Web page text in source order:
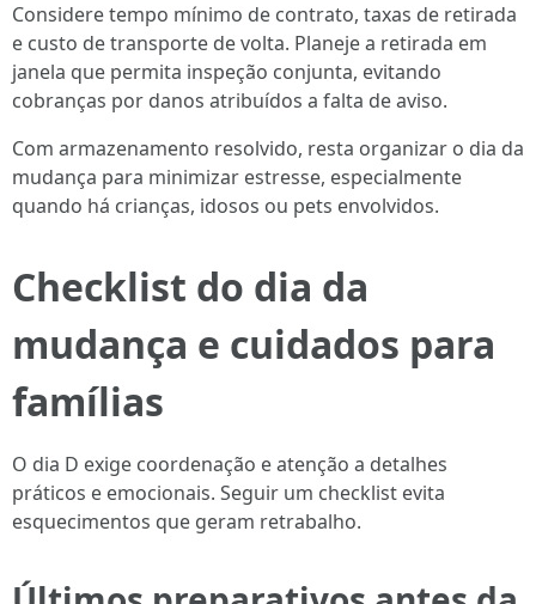
Considere tempo mínimo de contrato, taxas de retirada
e custo de transporte de volta. Planeje a retirada em
janela que permita inspeção conjunta, evitando
cobranças por danos atribuídos a falta de aviso.
Com armazenamento resolvido, resta organizar o dia da
mudança para minimizar estresse, especialmente
quando há crianças, idosos ou pets envolvidos.
Checklist do dia da
mudança e cuidados para
famílias
O dia D exige coordenação e atenção a detalhes
práticos e emocionais. Seguir um checklist evita
esquecimentos que geram retrabalho.